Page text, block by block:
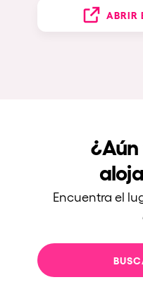
ABRIR
Encuentra el